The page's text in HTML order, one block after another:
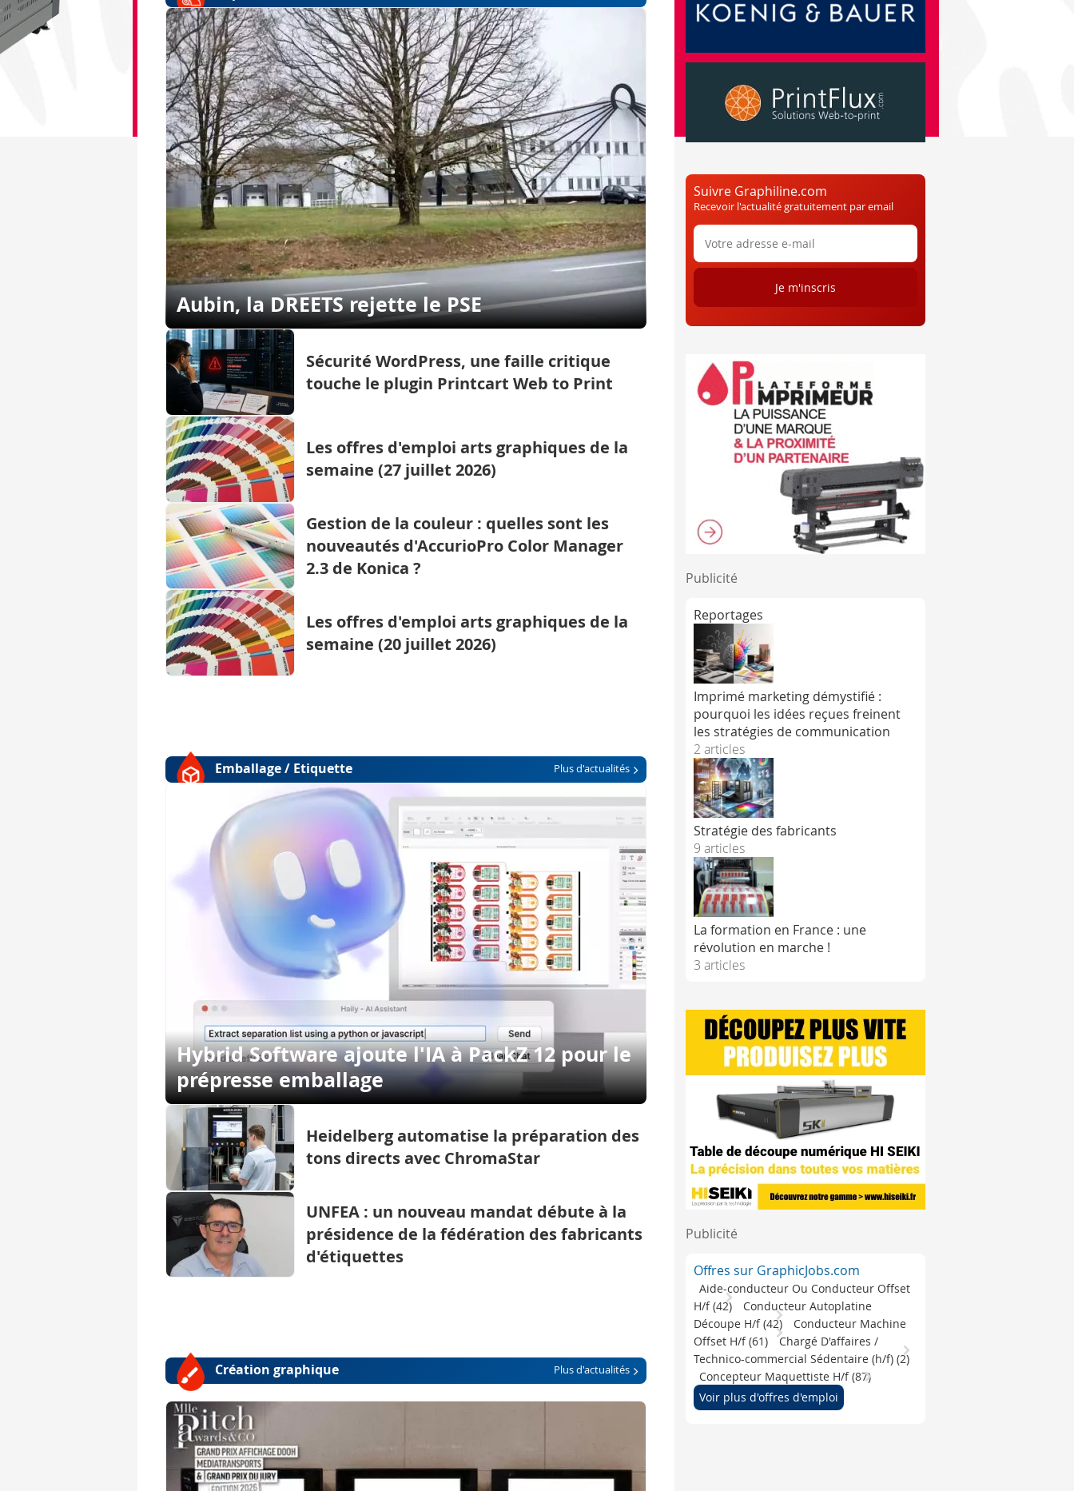
Aubin, la DREETS rejette le PSE
Sécurité WordPress, une faille critique
touche le plugin Printcart Web to Print
Les offres d'emploi arts graphiques de la
semaine (27 juillet 2026)
Gestion de la couleur : quelles sont les
nouveautés d'AccurioPro Color Manager
2.3 de Konica ?
Les offres d'emploi arts graphiques de la
semaine (20 juillet 2026)
Emballage / Etiquette Plus d'actualités
Hybrid Software ajoute l'IA à PackZ 12 pour le
prépresse emballage
Heidelberg automatise la préparation des
tons directs avec ChromaStar
UNFEA : un nouveau mandat débute à la
présidence de la fédération des fabricants
d'étiquettes
Création graphique Plus d'actualités
Suivre Graphiline.com
Recevoir l'actualité gratuitement par email
Publicité
Reportages
Imprimé marketing démystifié :
pourquoi les idées reçues freinent
les stratégies de communication
2 articles
Stratégie des fabricants
9 articles
La formation en France : une
révolution en marche !
3 articles
Publicité
Offres sur GraphicJobs.com
Aide-conducteur Ou Conducteur Offset
H/f (42)
Conducteur Autoplatine
Découpe H/f (42)
Conducteur Machine
Offset H/f (61)
Chargé D'affaires /
Technico-commercial Sédentaire (h/f) (2)
Concepteur Maquettiste H/f (87)
Voir plus d'offres d'emploi